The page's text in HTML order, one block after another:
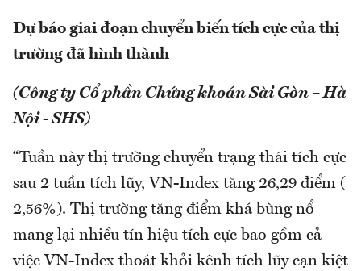
Dự báo giai đoạn chuyển biến tích cực của thị
trường đã hình thành
(Công ty Cổ phần Chứng khoán Sài Gòn – Hà
Nội - SHS)
“Tuần này thị trường chuyển trạng thái tích cực
sau 2 tuần tích lũy, VN-Index tăng 26,29 điểm (
2,56%). Thị trường tăng điểm khá bùng nổ
mang lại nhiều tín hiệu tích cực bao gồm cả
việc VN-Index thoát khỏi kênh tích lũy cạn kiệt